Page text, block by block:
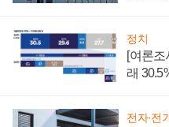
정치
[여론조
래
전자·전